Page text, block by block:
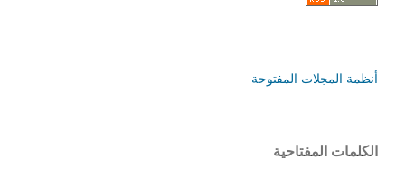
أنظمة المجلات المفتوحة
الكلمات المفتاحية